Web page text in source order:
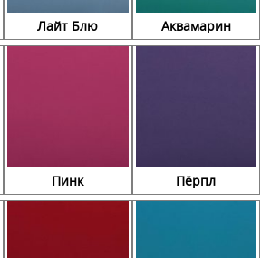
Лайт Блю Аквамарин
Пинк Пёрпл